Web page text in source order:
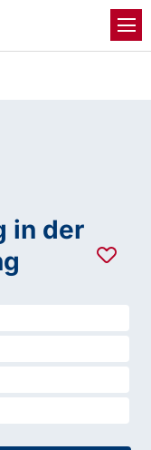
in der